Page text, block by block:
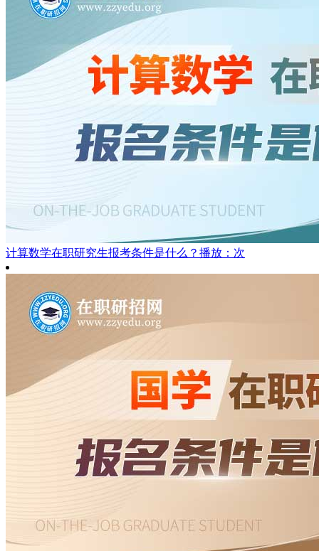
计算数学在职研究生报考条件是什么？ 播放：次